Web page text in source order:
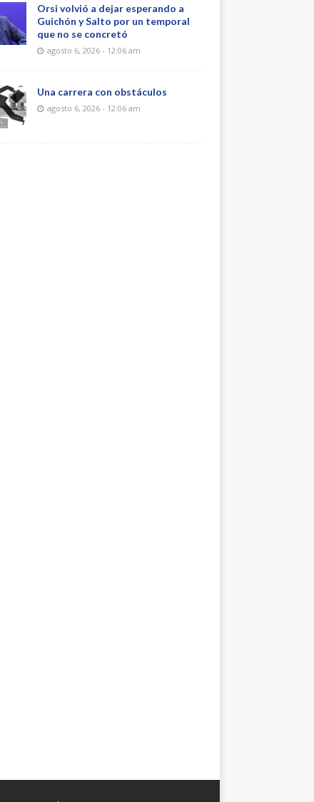
Orsi volvió a dejar esperando a
Guichón y Salto por un temporal
que no se concretó
agosto 6, 2026 - 12:06 am
Una carrera con obstáculos
agosto 6, 2026 - 12:06 am